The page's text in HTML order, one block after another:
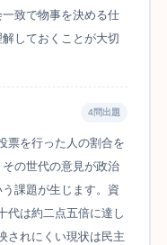
致で物事を決める仕
しておくことが大切
4問出題
票を行った人の割合を
の世代の意見が政治
課題が生じます。資
代は約二点五倍に達し
されにくい現状は民主